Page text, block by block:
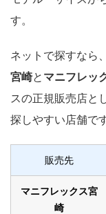
す。
ネットで探すなら
宮崎と マニフレッ
スの正規販売店と
探しやすい店舗です
販売先
マニフレックス宮
崎